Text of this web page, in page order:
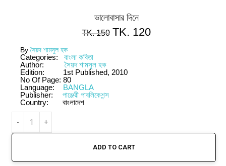
ভালোবাসার দিনে
TK.150 TK. 120
Byসৈয়দ শামসুল হক
Categories:
বাংলা কবিতা
Author:
সৈয়দ শামসুল হক
Edition:
1st Published, 2010
No Of Page: 80
Language:
BANGLA
Publisher:
পাঞ্জেরী পাবলিকেশন্স
Country:
বাংলাদেশ
ADD TO CART